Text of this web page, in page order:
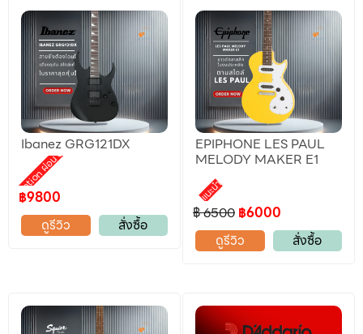
Ibanez GRG121DX
Promotion ผ่อน 0%
฿9800
ดูรีวิว
สั่งซื้อ
EPIPHONE LES PAUL
MELODY MAKER E1
แนะนำ
฿ 6500 ฿6000
ดูรีวิว
สั่งซื้อ